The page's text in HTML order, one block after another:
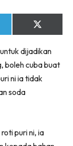
Share
on
(Twitter)
dijadikan
boleh cuba buat
ni ia tidak
soda
puri ni, ia